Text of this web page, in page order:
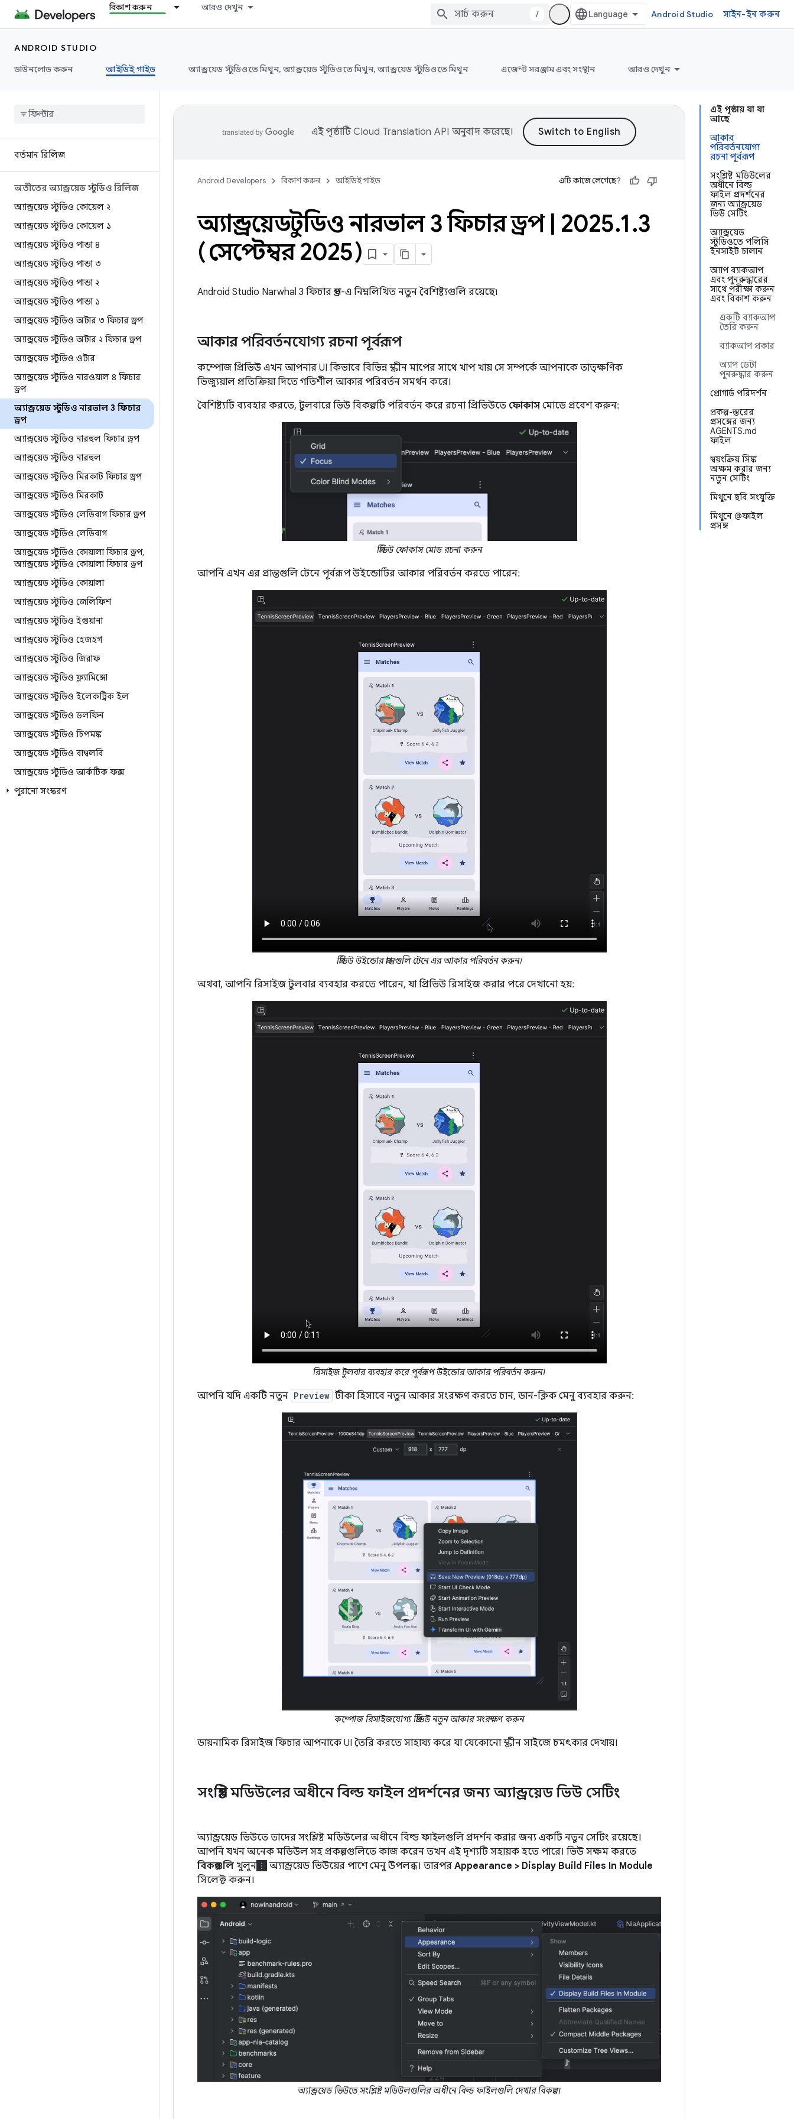
বিকাশ করুন আরও দেখুন
/ Android Studio সাইন-ইন করুন
ANDROID STUDIO
ডাউনলোড করুন
আইডিই গাইড অ্যান্ড্রয়েড স্টুডিওতে মিথুন, অ্যান্ড্রয়েড স্টুডিওতে মিথুন, অ্যান্ড্রয়েড স্টুডিওতে মিথুন এজেন্ট সরঞ্জাম এবং সংস্থান আরও দেখুন
বর্তমান রিলিজ
অতীতের অ্যান্ড্রয়েড স্টুডিও রিলিজ
অ্যান্ড্রয়েড স্টুডিও কোয়েল ২
অ্যান্ড্রয়েড স্টুডিও কোয়েল ১
অ্যান্ড্রয়েড স্টুডিও পান্ডা ৪
অ্যান্ড্রয়েড স্টুডিও পান্ডা ৩
অ্যান্ড্রয়েড স্টুডিও পান্ডা ২
অ্যান্ড্রয়েড স্টুডিও পান্ডা ১
অ্যান্ড্রয়েড স্টুডিও অটার ৩ ফিচার ড্রপ
অ্যান্ড্রয়েড স্টুডিও অটার ২ ফিচার ড্রপ
অ্যান্ড্রয়েড স্টুডিও ওটার
অ্যান্ড্রয়েড স্টুডিও নারওয়াল ৪ ফিচার
ড্রপ
অ্যান্ড্রয়েড স্টুডিও নারভাল 3 ফিচার
ড্রপ
অ্যান্ড্রয়েড স্টুডিও নারহুল ফিচার ড্রপ
অ্যান্ড্রয়েড স্টুডিও নারহুল
অ্যান্ড্রয়েড স্টুডিও মিরকাট ফিচার ড্রপ
অ্যান্ড্রয়েড স্টুডিও মিরকাট
অ্যান্ড্রয়েড স্টুডিও লেডিবাগ ফিচার ড্রপ
অ্যান্ড্রয়েড স্টুডিও লেডিবাগ
অ্যান্ড্রয়েড স্টুডিও কোয়ালা ফিচার ড্রপ,
অ্যান্ড্রয়েড স্টুডিও কোয়ালা ফিচার ড্রপ
অ্যান্ড্রয়েড স্টুডিও কোয়ালা
অ্যান্ড্রয়েড স্টুডিও জেলিফিশ
অ্যান্ড্রয়েড স্টুডিও ইগুয়ানা
অ্যান্ড্রয়েড স্টুডিও হেজহগ
অ্যান্ড্রয়েড স্টুডিও জিরাফ
অ্যান্ড্রয়েড স্টুডিও ফ্ল্যামিঙ্গো
অ্যান্ড্রয়েড স্টুডিও ইলেকট্রিক ইল
অ্যান্ড্রয়েড স্টুডিও ডলফিন
অ্যান্ড্রয়েড স্টুডিও চিপমঙ্ক
অ্যান্ড্রয়েড স্টুডিও বাম্বলবি
অ্যান্ড্রয়েড স্টুডিও আর্কটিক ফক্স
পুরানো সংস্করণ
এই পৃষ্ঠায় যা যা
আছে
আকার
পরিবর্তনযোগ্য
রচনা পূর্বরূপ
সংশ্লিষ্ট মডিউলের
অধীনে বিল্ড
ফাইল প্রদর্শনের
জন্য অ্যান্ড্রয়েড
ভিউ সেটিং
অ্যান্ড্রয়েড
স্টুডিওতে পলিসি
ইনসাইট চালান
অ্যাপ ব্যাকআপ
এবং পুনরুদ্ধারের
সাথে পরীক্ষা করুন
এবং বিকাশ করুন
একটি ব্যাকআপ
তৈরি করুন
ব্যাকআপ প্রকার
অ্যাপ ডেটা
পুনরুদ্ধার করুন
প্রোগার্ড পরিদর্শন
প্রকল্প-স্তরের
প্রসঙ্গের জন্য
AGENTS.md
ফাইল
স্বয়ংক্রিয় সিঙ্ক
অক্ষম করার জন্য
নতুন সেটিং
মিথুনে ছবি সংযুক্তি
মিথুনে @ফাইল
প্রসঙ্গ
এই পৃষ্ঠাটিCloud Translation API অনুবাদ করেছে।
Android Developers বিকাশ করুন আইডিই গাইড এটি কাজে লেগেছে?
অ্যান্ড্রয়েড স্টুডিও নারভাল 3 ফিচার ড্রপ | 2025.1.3
(সেপ্টেম্বর 2025)
Android Studio Narwhal 3 ফিচার ড্রপ-এ নিম্নলিখিত নতুন বৈশিষ্ট্যগুলি রয়েছে৷
আকার পরিবর্তনযোগ্য রচনা পূর্বরূপ
কম্পোজ প্রিভিউ এখন আপনার UI কিভাবে বিভিন্ন স্ক্রীন মাপের সাথে খাপ খায় সে সম্পর্কে আপনাকে তাত্ক্ষণিক
ভিজ্যুয়াল প্রতিক্রিয়া দিতে গতিশীল আকার পরিবর্তন সমর্থন করে।
বৈশিষ্ট্যটি ব্যবহার করতে, টুলবারে ভিউ বিকল্পটি পরিবর্তন করে রচনা প্রিভিউতে ফোকাস মোডে প্রবেশ করুন:
প্রিভিউ ফোকাস মোড রচনা করুন
আপনি এখন এর প্রান্তগুলি টেনে পূর্বরূপ উইন্ডোটির আকার পরিবর্তন করতে পারেন:
প্রিভিউ উইন্ডোর প্রান্তগুলি টেনে এর আকার পরিবর্তন করুন৷
অথবা, আপনি রিসাইজ টুলবার ব্যবহার করতে পারেন, যা প্রিভিউ রিসাইজ করার পরে দেখানো হয়:
রিসাইজ টুলবার ব্যবহার করে পূর্বরূপ উইন্ডোর আকার পরিবর্তন করুন।
আপনি যদি একটি নতুন Preview টীকা হিসাবে নতুন আকার সংরক্ষণ করতে চান, ডান-ক্লিক মেনু ব্যবহার করুন:
কম্পোজ রিসাইজযোগ্য প্রিভিউ নতুন আকার সংরক্ষণ করুন
ডায়নামিক রিসাইজ ফিচার আপনাকে UI তৈরি করতে সাহায্য করে যা যেকোনো স্ক্রীন সাইজে চমৎকার দেখায়।
সংশ্লিষ্ট মডিউলের অধীনে বিল্ড ফাইল প্রদর্শনের জন্য অ্যান্ড্রয়েড ভিউ সেটিং
অ্যান্ড্রয়েড ভিউতে তাদের সংশ্লিষ্ট মডিউলের অধীনে বিল্ড ফাইলগুলি প্রদর্শন করার জন্য একটি নতুন সেটিং রয়েছে।
আপনি যখন অনেক মডিউল সহ প্রকল্পগুলিতে কাজ করেন তখন এই দৃশ্যটি সহায়ক হতে পারে। ভিউ সক্ষম করতে
বিকল্পগুলি খুলুন অ্যান্ড্রয়েড ভিউয়ের পাশে মেনু উপলব্ধ। তারপরAppearance > Display Build Files In Module
সিলেক্ট করুন।
অ্যান্ড্রয়েড ভিউতে সংশ্লিষ্ট মডিউলগুলির অধীনে বিল্ড ফাইলগুলি দেখার বিকল্প।